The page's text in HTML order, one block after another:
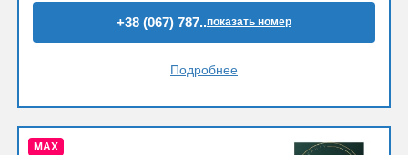
+38 (067) 787..показать номер
Подробнее
MAX